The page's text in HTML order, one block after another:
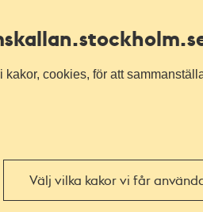
cookies, för att
Välj vilka kakor vi får